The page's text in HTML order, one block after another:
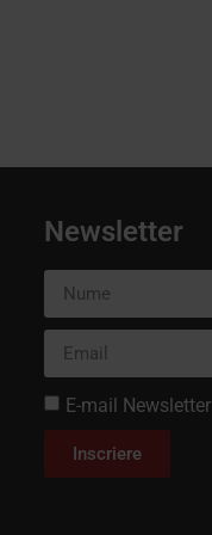
Newsletter
E-mail Newsletter
Inscriere